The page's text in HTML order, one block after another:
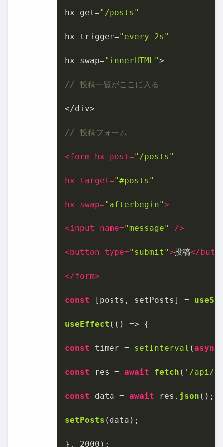
hx-get="/posts"
hx-trigger="every 2s"
hx-swap="innerHTML">
// 投稿一覧がここに入る
</div>
// 投稿フォーム
<form hx-post="/posts"
hx-target="#posts"
hx-swap="afterbegin">
<input name="message" />
< button type="submit">投稿</
</form>
const [posts, setPosts] =
useEffect ( () => {
const timer = setInterval (async
const res = await fetch ( '/api/
const data = await res. json ();
setPosts (data);
}, 2000 );